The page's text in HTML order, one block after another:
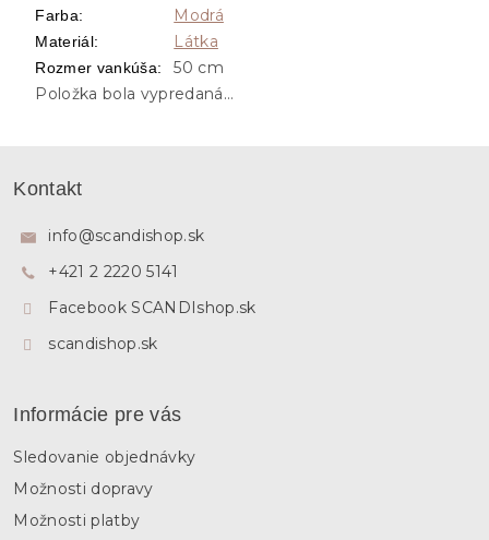
Farba: Modrá
Materiál: Látka
Rozmer vankúša:
50 cm
Položka bola vypredaná…
Kontakt
info@scandishop.sk
+421 2 2220 5141
Facebook SCANDIshop.sk
scandishop.sk
Informácie pre vás
Sledovanie objednávky
Možnosti dopravy
Možnosti platby